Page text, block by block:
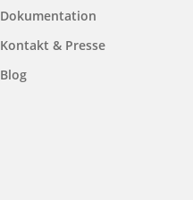
Dokumentation
Kontakt & Presse
Blog